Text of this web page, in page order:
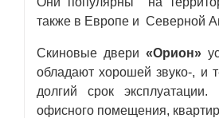
также в Европе и Северной
Скиновые двери «Орион»
обладают хорошей звуко-, и
долгий срок
офисного помещения,